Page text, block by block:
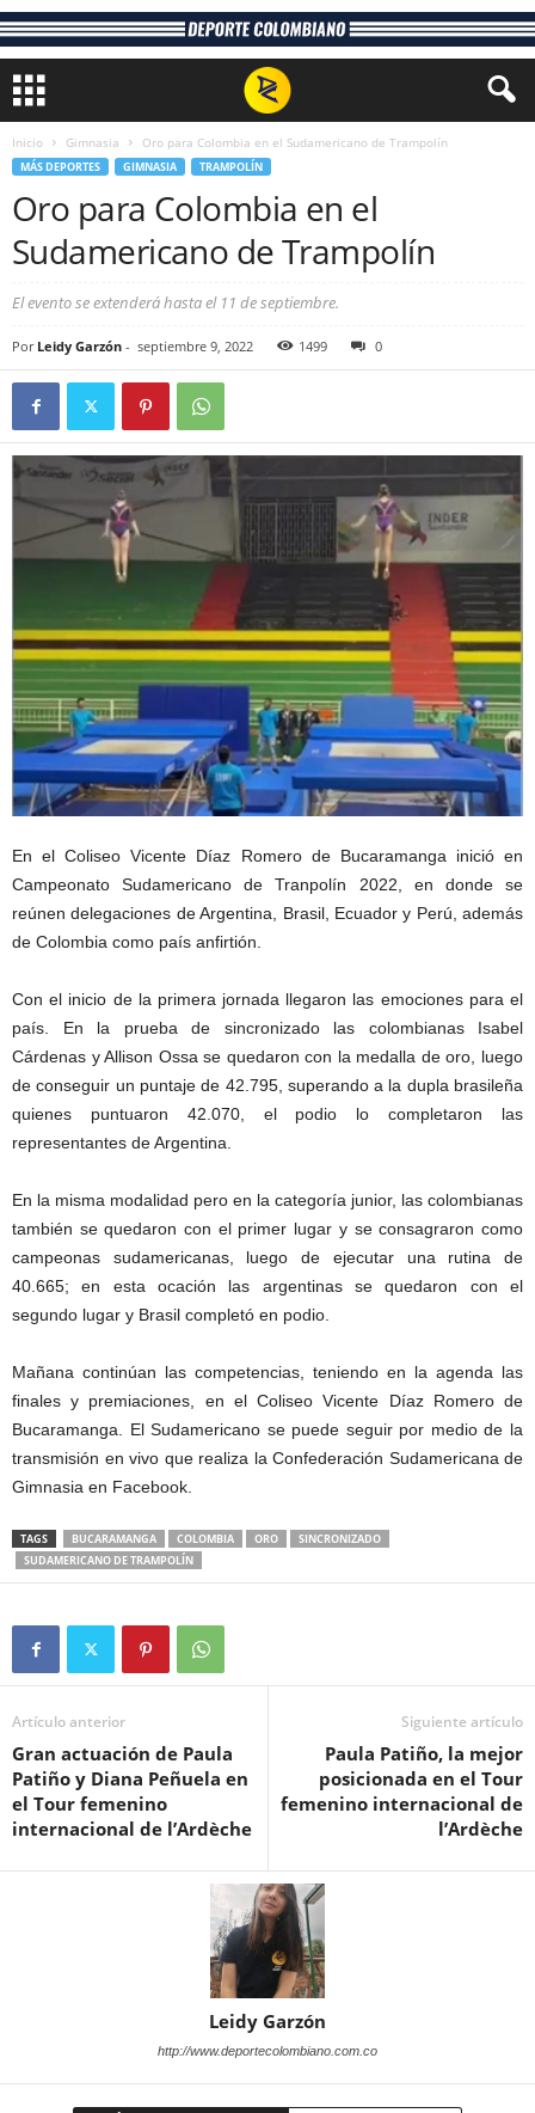
Inicio Gimnasia Oro para Colombia en el Sudamericano de Trampolín
MÁS DEPORTES GIMNASIA TRAMPOLÍN
Oro para Colombia en el
Sudamericano de Trampolín
El evento se extenderá hasta el 11 de septiembre.
Por Leidy Garzón - septiembre 9, 2022 1499 0
En el Coliseo Vicente Díaz Romero de Bucaramanga inició en
Campeonato Sudamericano de Tranpolín 2022, en donde se
reúnen delegaciones de Argentina, Brasil, Ecuador y Perú, además
de Colombia como país anfirtión.
Con el inicio de la primera jornada llegaron las emociones para el
país. En la prueba de sincronizado las colombianas Isabel
Cárdenas y Allison Ossa se quedaron con la medalla de oro, luego
de conseguir un puntaje de 42.795, superando a la dupla brasileña
quienes puntuaron 42.070, el podio lo completaron las
representantes de Argentina.
En la misma modalidad pero en la categoría junior, las colombianas
también se quedaron con el primer lugar y se consagraron como
campeonas sudamericanas, luego de ejecutar una rutina de
40.665; en esta ocación las argentinas se quedaron con el
segundo lugar y Brasil completó en podio.
Mañana continúan las competencias, teniendo en la agenda las
finales y premiaciones, en el Coliseo Vicente Díaz Romero de
Bucaramanga. El Sudamericano se puede seguir por medio de la
transmisión en vivo que realiza la Confederación Sudamericana de
Gimnasia en Facebook.
TAGS BUCARAMANGA COLOMBIA ORO
SINCRONIZADO
SUDAMERICANO DE TRAMPOLÍN
Artículo anterior
Gran actuación de Paula
Patiño y Diana Peñuela en
el Tour femenino
internacional de l’Ardèche
Siguiente artículo
Paula Patiño, la mejor
posicionada en el Tour
femenino internacional de
l’Ardèche
Leidy Garzón
http://www.deportecolombiano.com.co